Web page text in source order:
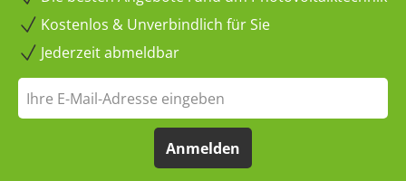
Kostenlos & Unverbindlich für Sie
Jederzeit abmeldbar
Anmelden